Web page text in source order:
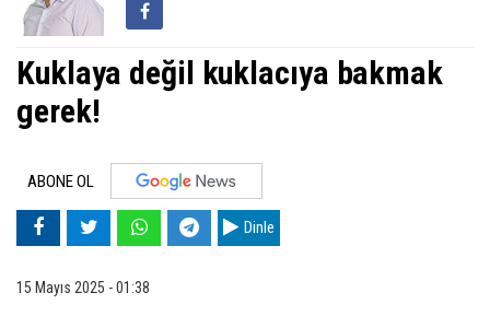
Kuklaya değil kuklacıya bakmak
gerek!
ABONE OL
Dinle
15 Mayıs 2025 - 01:38